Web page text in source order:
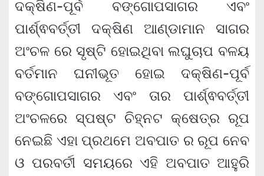
ଦକ୍ଷିଣ-ପୂର୍ବ ବଙ୍ଗୋପସାଗର ଏବଂ
ପାର୍ଶ୍ଵବର୍ତ୍ତୀ ଦକ୍ଷିଣ ଆଣ୍ଡାମାନ ସାଗର
ଅଂଚଳ ରେ ସୃଷ୍ଟି ହୋଇଥିବା ଲଘୁଚାପ ବଳୟ
ବର୍ତମାନ ଘନୀଭୂତ ହୋଇ ଦକ୍ଷିଣ-ପୂର୍ବ
ବଙ୍ଗୋପସାଗର ଏବଂ ତାର ପାର୍ଶ୍ଵବର୍ତ୍ତୀ
ଅଂଚଳରେ ସ୍ପଷ୍ଟ ଚିହ୍ନଟ କ୍ଷେତ୍ର ରୂପ
ନେଇଛି ଏହା ପ୍ରଥମେ ଅବପାତ ର ରୂପ ନେବ
ଓ ପରବର୍ତୀ ସମୟରେ ଏହି ଅବପାତ ଆହୁରି